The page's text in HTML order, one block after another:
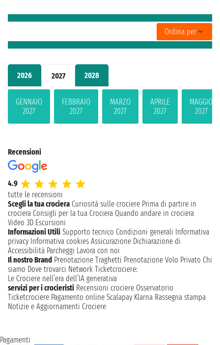
2026 2027 2028
GENNAIO
2027
FEBBRAIO
2027
MARZO
2027
APRILE
2027
MAGGIO
2027
Ordina per
Recensioni
4.9
tutte le recensioni
Scegli la tua crociera Curiosità sulle crociere Prima di partire in
crociera Consigli per la tua Crociera Quando andare in crociera
Video 3D Escursioni
Informazioni Utili Supporto tecnico Condizioni generali Informativa
privacy Informativa cookies Assicurazione Dichiarazione di
Accessibilità Parcheggi Lavora con noi
Il nostro Brand Prenotazione Traghetti Prenotazione Volo Privato Chi
siamo Dove trovarci Network Ticketcrociere:
Le Crociere nell’era dell’IA generativa
servizi per i crocieristi Recensioni crociere Osservatorio
Ticketcrociere Pagamento online Scalapay Klarna Rassegna stampa
Notizie e Aggiornamenti Crociere
Pagamenti